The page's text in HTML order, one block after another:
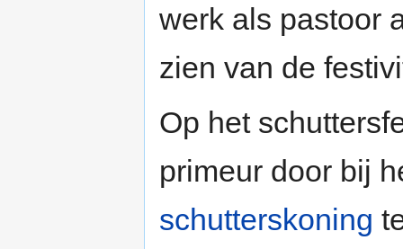
werk als pastoor
zien van de
Op het
primeur door bij
schutterskoning